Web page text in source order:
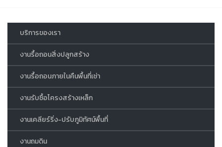
บริการของเรา
งานรื้อถอนสิ่งปลูกสร้าง
งานรื้อถอนภายในคืนพื้นที่เช่า
งานรับซื้อโครงสร้างเหล็ก
งานเคลียร์ริ่ง-ปรับภูมิทัศน์พื้นที่
งานถมดิน